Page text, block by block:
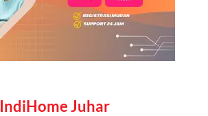
IndiHome Juhar